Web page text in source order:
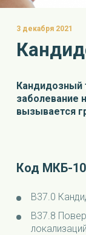
3 декабря 2021
Кандидозный
заболевание
вызывается
Код МКБ-
В37.0
В37.8
локализаций